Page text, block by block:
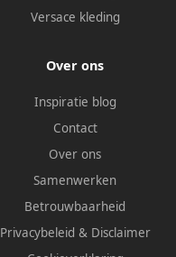
Versace kleding
Over ons
Inspiratie blog
Contact
Over ons
Samenwerken
Betrouwbaarheid
Privacybeleid & Disclaimer